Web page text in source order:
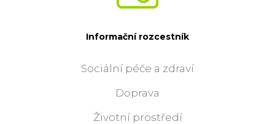
Informační rozcestník
Sociální péče a zdraví
Doprava
Životní prostředí